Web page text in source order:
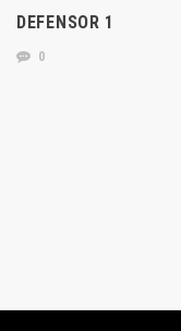
DEFENSOR 1
0